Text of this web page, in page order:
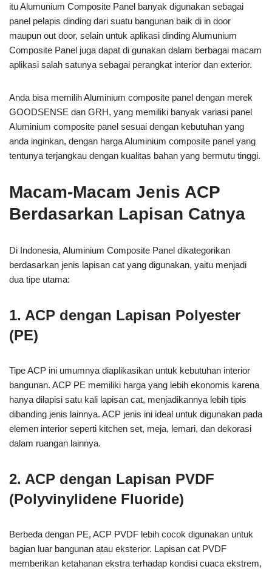
itu Alumunium Composite Panel banyak digunakan sebagai
panel pelapis dinding dari suatu bangunan baik di in door
maupun out door, selain untuk aplikasi dinding Alumunium
Composite Panel juga dapat di gunakan dalam berbagai macam
aplikasi salah satunya sebagai perangkat interior dan exterior.
Anda bisa memilih Aluminium composite panel dengan merek
GOODSENSE dan GRH, yang memiliki banyak variasi panel
Aluminium composite panel sesuai dengan kebutuhan yang
anda inginkan, dengan harga Aluminium composite panel yang
tentunya terjangkau dengan kualitas bahan yang bermutu tinggi.
Macam-Macam Jenis ACP
Berdasarkan Lapisan Catnya
Di Indonesia, Aluminium Composite Panel dikategorikan
berdasarkan jenis lapisan cat yang digunakan, yaitu menjadi
dua tipe utama:
1. ACP dengan Lapisan Polyester
(PE)
Tipe ACP ini umumnya diaplikasikan untuk kebutuhan interior
bangunan. ACP PE memiliki harga yang lebih ekonomis karena
hanya dilapisi satu kali lapisan cat, menjadikannya lebih tipis
dibanding jenis lainnya. ACP jenis ini ideal untuk digunakan pada
elemen interior seperti kitchen set, meja, lemari, dan dekorasi
dalam ruangan lainnya.
2. ACP dengan Lapisan PVDF
(Polyvinylidene Fluoride)
Berbeda dengan PE, ACP PVDF lebih cocok digunakan untuk
bagian luar bangunan atau eksterior. Lapisan cat PVDF
memberikan ketahanan ekstra terhadap kondisi cuaca ekstrem,